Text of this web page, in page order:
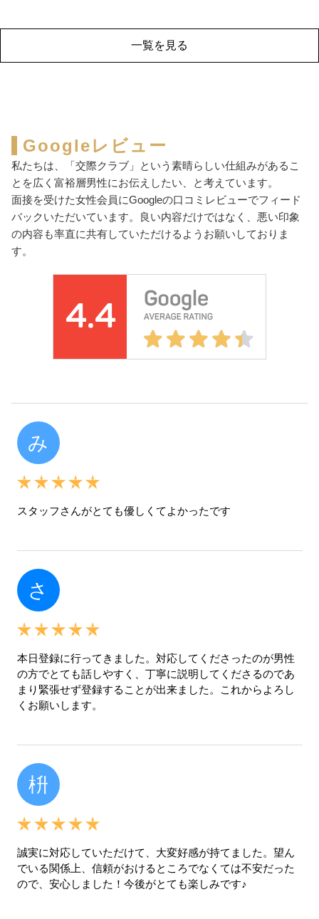
一覧を見る
Googleレビュー
私たちは、「交際クラブ」という素晴らしい仕組みがあるこ
とを広く富裕層男性にお伝えしたい、と考えています。
面接を受けた女性会員にGoogleの口コミレビューでフィード
バックいただいています。良い内容だけではなく、悪い印象
の内容も率直に共有していただけるようお願いしておりま
す。